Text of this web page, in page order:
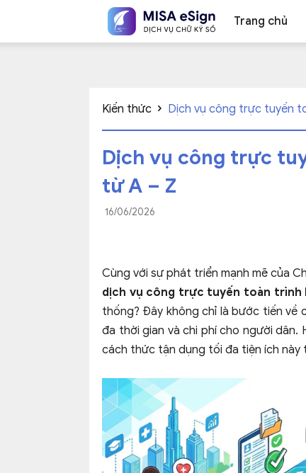
ký
MISA
eSign
Trang chủ
Kiến thức Dịch vụ công trực tuyến
Dịch vụ công trực
từ A – Z
16/06/2026
Cùng với sự phát triển mạnh mẽ của
dịch vụ công trực tuyến toàn trình
thống? Đây không chỉ là bước tiến về
đa thời gian và chi phí cho người dân.
cách thức tận dụng tối đa tiện ích này